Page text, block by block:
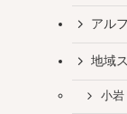
アル
地域
小岩